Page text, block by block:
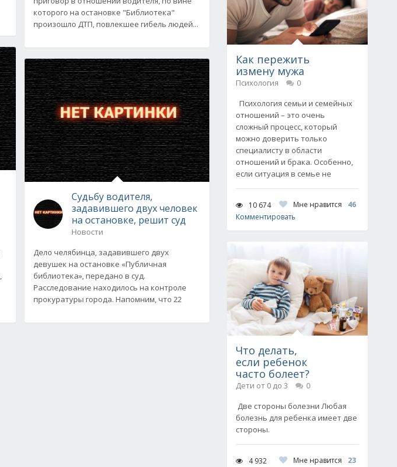
которого на остановке "Библиотека"
произошло ДТП, повлекшее гибель людей...
Судьбу водителя,
задавившего двух человек
на остановке, решит суд
Новости
Дело челябинца, задавившего двух
девушек на остановке «Публичная
библиотека», передано в суд.
Расследование находилось на контроле
прокуратуры города. Напомним, что 22
Как пережить
измену мужа
Психология
0
Психология семьи и семейных
отношений – это очень
сложный процесс, который
можно доверить только
специалисту в области
отношений и брака. Особенно,
если ситуация в семье не
10 674 Мне нравится
46
Комментировать
Что делать,
если ребенок
часто болеет?
Дети от 0 до 3
0
Две стороны болезни Любая
болезнь для ребенка имеет две
стороны.
4 932 Мне нравится
23